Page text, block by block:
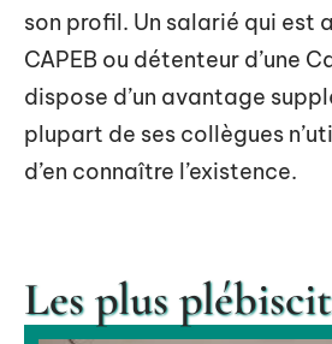
son profil. Un salarié qui est
CAPEB ou détenteur d’une
dispose d’un avantage
plupart de ses collègues
d’en connaître l’existence.
Les plus